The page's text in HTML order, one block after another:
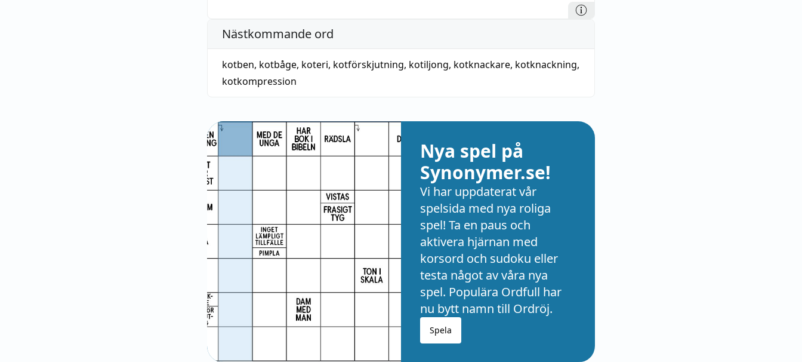
Nästkommande ord
kotben, kotbåge, koteri, kotförskjutning, kotiljong, kotknackare, kotknackning,
kotkompression
Nya spel på
Synonymer.se!
Vi har uppdaterat vår
spelsida med nya roliga
spel! Ta en paus och
aktivera hjärnan med
korsord och sudoku eller
testa något av våra nya
spel. Populära Ordfull har
nu bytt namn till Ordröj.
Spela